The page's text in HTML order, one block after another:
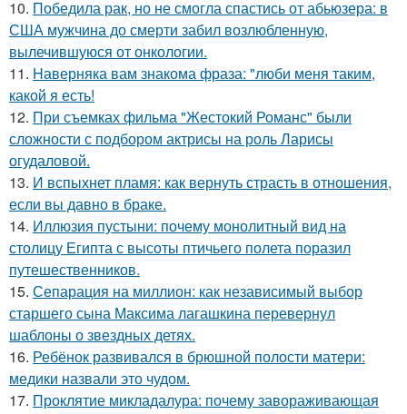
10. Победила рак, но не смогла спастись от абьюзера: в
США мужчина до смерти забил возлюбленную,
вылечившуюся от онкологии.
11. Hаверняка вам знакома фраза: "люби меня таким,
какой я есть!
12. При съемках фильма "Жестокий Романс" были
сложности с подбором актрисы на роль Ларисы
огудаловой.
13. И вспыхнет пламя: как вернуть страсть в отношения,
если вы давно в браке.
14. Иллюзия пустыни: почему монолитный вид на
столицу Египта с высоты птичьего полета поразил
путешественников.
15. Сепарация на миллион: как независимый выбор
старшего сына Максима лагашкина перевернул
шаблоны о звездных детях.
16. Ребёнок развивался в брюшной полости матери:
медики назвали это чудом.
17. Проклятие микладалура: почему завораживающая